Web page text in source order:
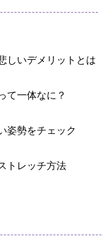
しいデメリットとは
て一体なに？
姿勢をチェック
トレッチ方法